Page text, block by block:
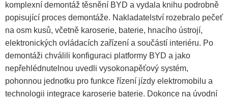
komplexní demontáž těsnění BYD a vydala knihu podrobně
popisující proces demontáže. Nakladatelství rozebralo pečeť
na osm kusů, včetně karoserie, baterie, hnacího ústrojí,
elektronických ovládacích zařízení a součástí interiéru. Po
demontáži chválili konfiguraci platformy BYD a jako
nepřehlédnutelnou uvedli vysokonapěťový systém,
pohonnou jednotku pro funkce řízení jízdy elektromobilu a
technologii integrace karoserie baterie. Dokonce na úvodní